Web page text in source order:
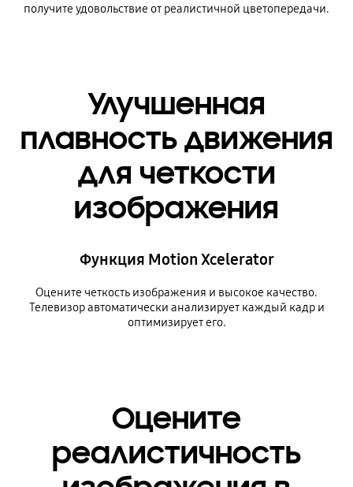
получите удовольствие от реалистичной цветопередачи.
Улучшенная
плавность движения
для четкости
изображения
Функция Motion Xcelerator
Оцените четкость изображения и высокое качество.
Телевизор автоматически анализирует каждый кадр и
оптимизирует его.
Оцените
реалистичность